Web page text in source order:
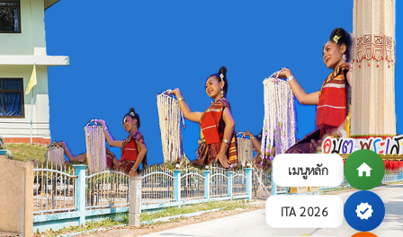
เมนูหลัก home
ITA 2026 verified